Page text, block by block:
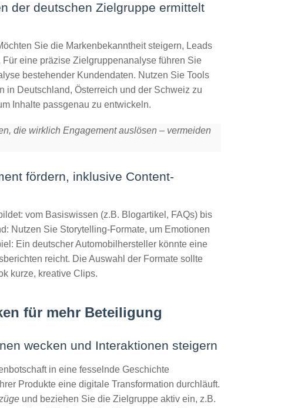
der deutschen Zielgruppe ermittelt
Sie die Markenbekanntheit steigern, Leads
eine präzise Zielgruppenanalyse führen Sie
bestehender Kundendaten. Nutzen Sie Tools
in Deutschland, Österreich und der Schweiz zu
Inhalte passgenau zu entwickeln.
die wirklich Engagement auslösen – vermeiden
fördern, inklusive Content-
vom Basiswissen (z.B. Blogartikel, FAQs) bis
Nutzen Sie Storytelling-Formate, um Emotionen
Ein deutscher Automobilhersteller könnte eine
reicht. Die Auswahl der Formate sollte
kurze, kreative Clips.
für mehr Beteiligung
wecken und Interaktionen steigern
in eine fesselnde Geschichte
Produkte eine digitale Transformation durchläuft.
und beziehen Sie die Zielgruppe aktiv ein, z.B.